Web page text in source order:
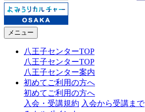
メニュー
八王子センターTOP
八王子センターTOP
八王子センター案内
初めてご利用の方へ
初めてご利用の方へ
入会・受講規約 入会から受講まで